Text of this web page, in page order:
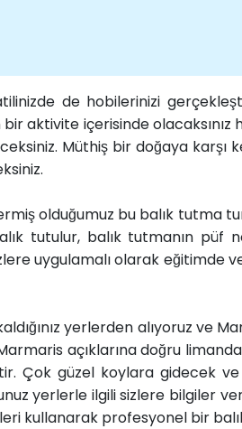
de hobilerinizi
aktivite içerisinde olacaksınız
Müthiş bir doğaya karşı
olduğumuz bu balık tutma
tutulur, balık tutmanın
uygulamalı olarak
yerlerden alıyoruz ve
açıklarına doğru
Çok güzel koylara gidecek ve
yerlerle ilgili sizlere bilgiler
kullanarak profesyonel bir